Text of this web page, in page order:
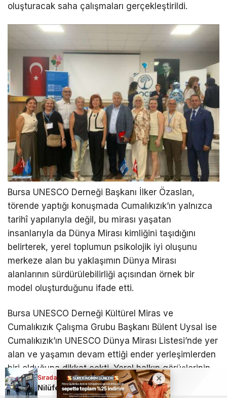
oluşturacak saha çalışmaları gerçekleştirildi.
Bursa UNESCO Derneği Başkanı İlker Özaslan,
törende yaptığı konuşmada Cumalıkızık’ın yalnızca
tarihî yapılarıyla değil, bu mirası yaşatan
insanlarıyla da Dünya Mirası kimliğini taşıdığını
belirterek, yerel toplumun psikolojik iyi oluşunu
merkeze alan bu yaklaşımın Dünya Mirası
alanlarının sürdürülebilirliği açısından örnek bir
model oluşturduğunu ifade etti.
Bursa UNESCO Derneği Kültürel Miras ve
Cumalıkızık Çalışma Grubu Başkanı Bülent Uysal ise
Cumalıkızık’ın UNESCO Dünya Mirası Listesi’nde yer
alan ve yaşamın devam ettiği ender yerleşimlerden
biri olduğuna dikkat çekti. Yerel halkın görüşlerinin,
yaşam deneyimlerinin ve ziyaretçi yoğunluğunun
etkilerinin ilk kez bu kapsamda bilimsel yöntemlerle
Sıradaki Haber
Nilüfer’de kapsamlı bir denetim; Kaldırımlar temizlendi